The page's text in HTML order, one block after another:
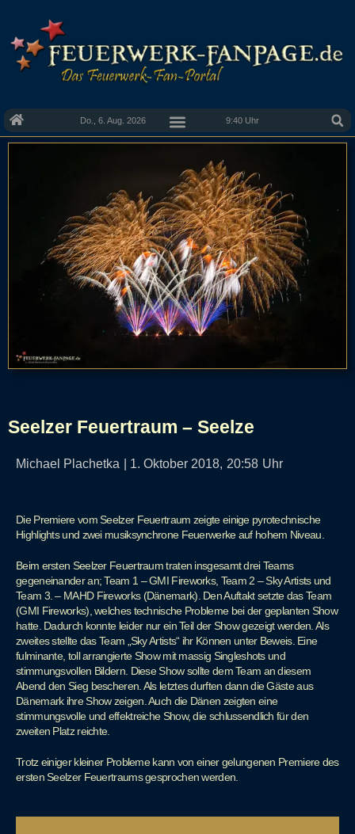
Do., 6. Aug. 2026 9:40 Uhr
Seelzer Feuertraum – Seelze
Michael Plachetka 1. Oktober 2018, 20:58 Uhr
Die Premiere vom Seelzer Feuertraum zeigte einige pyrotechnische
Highlights und zwei musiksynchrone Feuerwerke auf hohem Niveau.
Beim ersten Seelzer Feuertraum traten insgesamt drei Teams
gegeneinander an; Team 1 – GMI Fireworks, Team 2 – Sky Artists und
Team 3. – MAHD Fireworks (Dänemark). Den Auftakt setzte das Team
(GMI Fireworks), welches technische Probleme bei der geplanten Show
hatte. Dadurch konnte leider nur ein Teil der Show gezeigt werden. Als
zweites stellte das Team „Sky Artists“ ihr Können unter Beweis. Eine
fulminante, toll arrangierte Show mit massig Singleshots und
stimmungsvollen Bildern. Diese Show sollte dem Team an diesem
Abend den Sieg bescheren. Als letztes durften dann die Gäste aus
Dänemark ihre Show zeigen. Auch die Dänen zeigten eine
stimmungsvolle und effektreiche Show, die schlussendlich für den
zweiten Platz reichte.
Trotz einiger kleiner Probleme kann von einer gelungenen Premiere des
ersten Seelzer Feuertraums gesprochen werden.